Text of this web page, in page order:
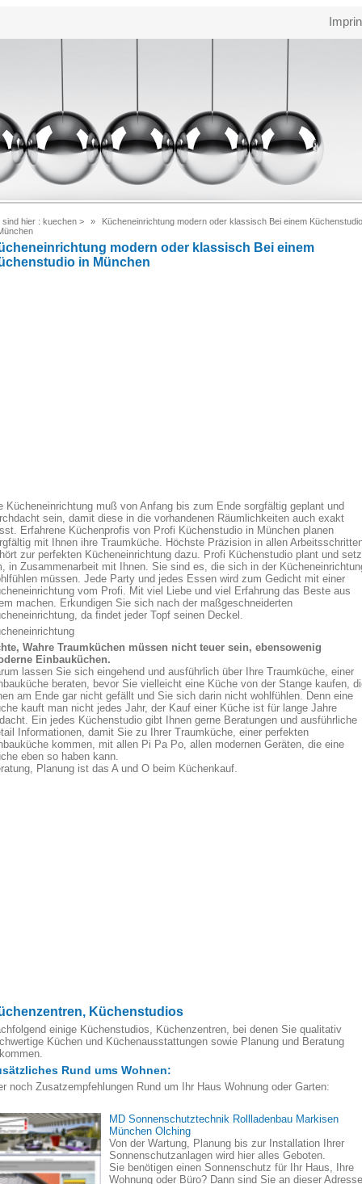
sind hier : kuechen >
Kücheneinrichtung modern oder klassisch Bei einem Küchenstudio
modern oder klassisch Bei einem
in München
Kücheneinrichtung muß von Anfang bis zum Ende sorgfältig geplant und
sein, damit diese in die vorhandenen Räumlichkeiten auch exakt
Erfahrene Küchenprofis von Profi Küchenstudio in München planen
mit Ihnen ihre Traumküche. Höchste Präzision in allen
zur perfekten Kücheneinrichtung dazu. Profi Küchenstudio plant und
in Zusammenarbeit mit Ihnen. Sie sind es, die sich in der
müssen. Jede Party und jedes Essen wird zum Gedicht mit einer
vom Profi. Mit viel Liebe und viel Erfahrung das Beste aus
machen. Erkundigen Sie sich nach der maßgeschneiderten
da findet jeder Topf seinen Deckel.
Wahre Traumküchen müssen nicht teuer sein, ebensowenig
Einbauküchen.
lassen Sie sich eingehend und ausführlich über Ihre Traumküche, einer
beraten, bevor Sie vielleicht eine Küche von der Stange kaufen,
am Ende gar nicht gefällt und Sie sich darin nicht wohlfühlen. Denn eine
kauft man nicht jedes Jahr, der Kauf einer Küche ist für lange Jahre
Ein jedes Küchenstudio gibt Ihnen gerne Beratungen und ausführliche
Informationen, damit Sie zu Ihrer Traumküche, einer perfekten
kommen, mit allen Pi Pa Po, allen modernen Geräten, die eine
eben so haben kann.
Planung ist das A und O beim Küchenkauf.
Küchenstudios
einige Küchenstudios, Küchenzentren, bei denen Sie qualitativ
Küchen und Küchenausstattungen sowie Planung und Beratung
Rund ums Wohnen:
noch Zusatzempfehlungen Rund um Ihr Haus Wohnung oder Garten:
MD Sonnenschutztechnik Rollladenbau Markisen
München Olching
Von der Wartung, Planung bis zur Installation Ihrer
Sonnenschutzanlagen wird hier alles Geboten.
Sie benötigen einen Sonnenschutz für Ihr Haus, Ihre
Wohnung oder Büro? Dann sind Sie an dieser Adresse